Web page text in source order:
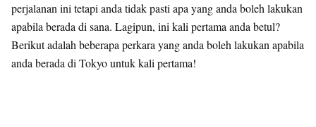
perjalanan ini tetapi anda tidak pasti apa yang anda boleh lakukan
apabila berada di sana. Lagipun, ini kali pertama anda betul?
Berikut adalah beberapa perkara yang anda boleh lakukan apabila
anda berada di Tokyo untuk kali pertama!